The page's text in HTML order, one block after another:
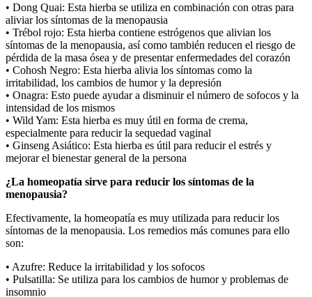
• Dong Quai: Esta hierba se utiliza en combinación con otras para
aliviar los síntomas de la menopausia
• Trébol rojo: Esta hierba contiene estrógenos que alivian los
síntomas de la menopausia, así como también reducen el riesgo de
pérdida de la masa ósea y de presentar enfermedades del corazón
• Cohosh Negro: Esta hierba alivia los síntomas como la
irritabilidad, los cambios de humor y la depresión
• Onagra: Esto puede ayudar a disminuir el número de sofocos y la
intensidad de los mismos
• Wild Yam: Esta hierba es muy útil en forma de crema,
especialmente para reducir la sequedad vaginal
• Ginseng Asiático: Esta hierba es útil para reducir el estrés y
mejorar el bienestar general de la persona
¿La homeopatía sirve para reducir los síntomas de la
menopausia?
Efectivamente, la homeopatía es muy utilizada para reducir los
síntomas de la menopausia. Los remedios más comunes para ello
son:
• Azufre: Reduce la irritabilidad y los sofocos
• Pulsatilla: Se utiliza para los cambios de humor y problemas de
insomnio